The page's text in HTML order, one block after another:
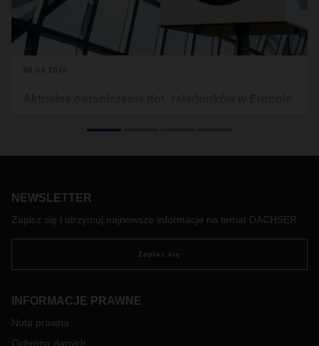
30.03.2020
dla załadunków w Europie (patrz załącznik). Transport
Ponadto dzięki bezpłatnej mapie przygotowanej przez
dostawcę oprogramowania, Sixfold, firmy transportowe i
NEWSLETTER
Zapisz się i otrzymuj najnowsze informacje na temat DACHSER
Zapisz się
INFORMACJE PRAWNE
Nota prawna
Ochrona danych